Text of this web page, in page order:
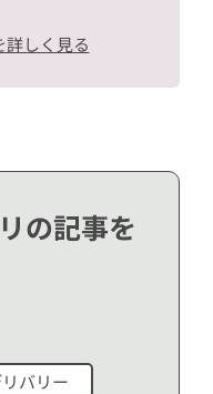
しく見る
の記事を
バリー